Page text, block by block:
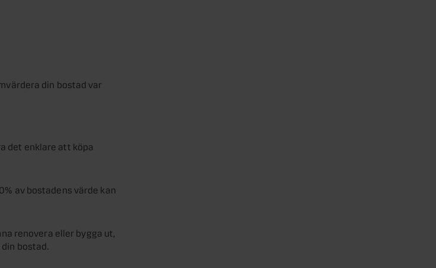
din bostad var
det enklare att köpa
av bostadens värde kan
renovera eller bygga ut,
bostad.